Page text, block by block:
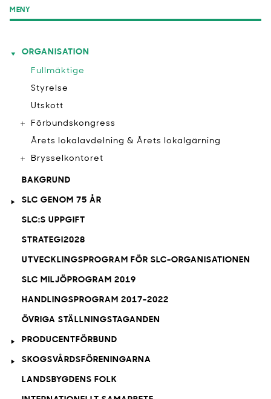
MENY
ORGANISATION
Fullmäktige
Styrelse
Utskott
Förbundskongress
Årets lokalavdelning & Årets lokalgärning
Brysselkontoret
BAKGRUND
SLC GENOM 75 ÅR
SLC:S UPPGIFT
STRATEGI2028
UTVECKLINGSPROGRAM FÖR SLC-ORGANISATIONEN
SLC MILJÖPROGRAM 2019
HANDLINGSPROGRAM 2017-2022
ÖVRIGA STÄLLNINGSTAGANDEN
PRODUCENTFÖRBUND
SKOGSVÅRDSFÖRENINGARNA
LANDSBYGDENS FOLK